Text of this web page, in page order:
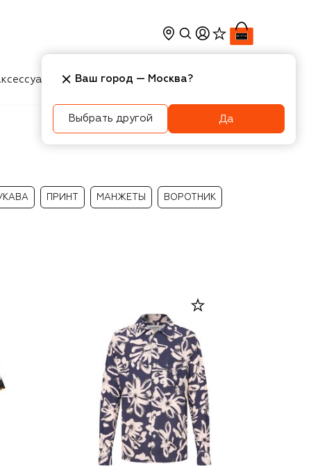
Косметика Интерьер
ПРИНТ МАНЖЕТЫ ВОРОТНИК
Ваш город — Москва?
Выбрать другой Да